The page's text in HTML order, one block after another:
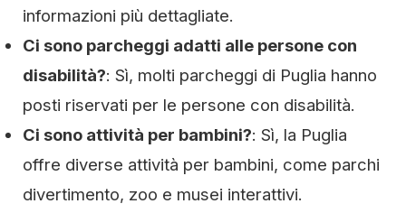
informazioni più dettagliate.
Ci sono parcheggi adatti alle persone con
disabilità?: Sì, molti parcheggi di Puglia hanno
posti riservati per le persone con disabilità.
Ci sono attività per bambini?: Sì, la Puglia
offre diverse attività per bambini, come parchi
divertimento, zoo e musei interattivi.